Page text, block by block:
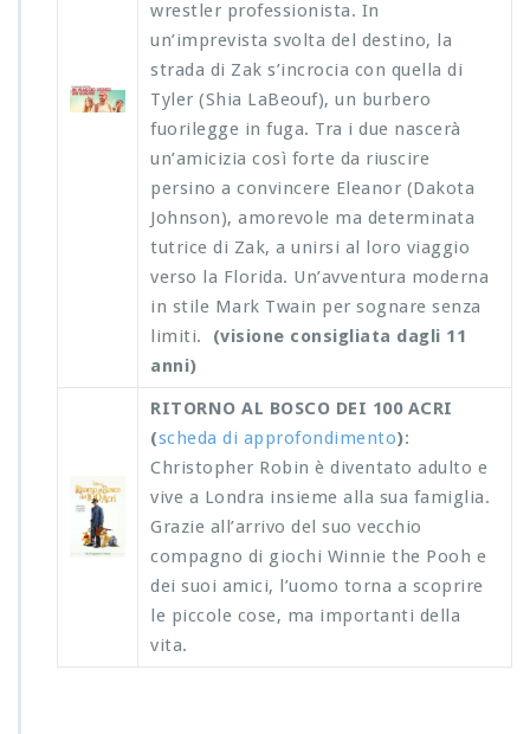
wrestler professionista. In
un’imprevista svolta del destino, la
strada di Zak s’incrocia con quella di
Tyler (Shia LaBeouf), un burbero
fuorilegge in fuga. Tra i due nascerà
un’amicizia così forte da riuscire
persino a convincere Eleanor (Dakota
Johnson), amorevole ma determinata
tutrice di Zak, a unirsi al loro viaggio
verso la Florida. Un’avventura moderna
in stile Mark Twain per sognare senza
limiti.
(visione consigliata dagli 11
anni)
RITORNO AL BOSCO DEI 100 ACRI
(scheda di approfondimento):
Christopher Robin è diventato adulto e
vive a Londra insieme alla sua famiglia.
Grazie all’arrivo del suo vecchio
compagno di giochi Winnie the Pooh e
dei suoi amici, l’uomo torna a scoprire
le piccole cose, ma importanti della
vita.